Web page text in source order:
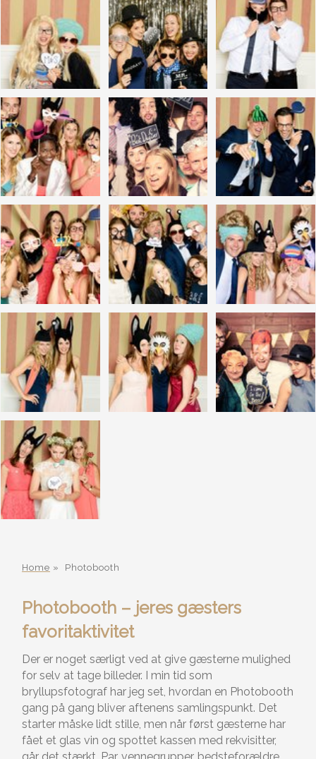
Home » Photobooth
Photobooth – jeres gæsters
favoritaktivitet
Der er noget særligt ved at give gæsterne mulighed
for selv at tage billeder. I min tid som
bryllupsfotograf har jeg set, hvordan en Photobooth
gang på gang bliver aftenens samlingspunkt. Det
starter måske lidt stille, men når først gæsterne har
fået et glas vin og spottet kassen med rekvisitter,